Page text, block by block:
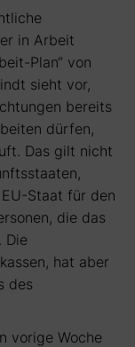
in Arbeit
Plan“ von
sieht vor,
bereits
dürfen,
Das gilt nicht
Staat für den
die das
Die
hat aber
des
vorige Woche